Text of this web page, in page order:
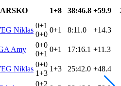
1+8 38:46.8 +59.9
Niklas
0+1
0+0
0+1 8:11.0 +14.3
Amy
0+0
0+1
0+1 17:16.1 +11.3
Niklas
0+0
1+3
1+3 25:42.0 +48.4
0+2